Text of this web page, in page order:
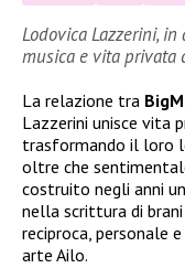
Lodovica Lazzerini,
musica e vita privata
La relazione tra
Lazzerini unisce vita
trasformando il loro
oltre che
costruito negli anni
nella scrittura di
reciproca, personale
arte Ailo.